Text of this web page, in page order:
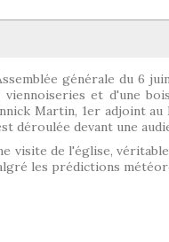
générale du 6
viennoiseries et d'une
Martin, 1er adjoint
déroulée devant une
visite de l'église,
les prédictions